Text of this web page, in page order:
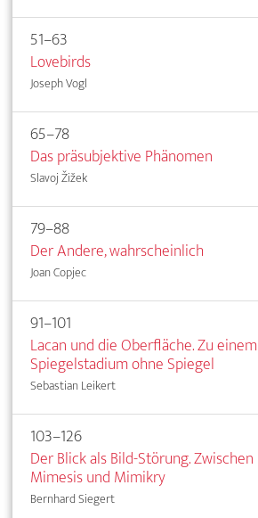
51–63
Lovebirds
Joseph Vogl
65–78
Das präsubjektive Phänomen
Slavoj Žižek
79–88
Der Andere, wahrscheinlich
Joan Copjec
91–101
Lacan und die Oberfläche. Zu einem
Spiegelstadium ohne Spiegel
Sebastian Leikert
103–126
Der Blick als Bild-Störung. Zwischen
Mimesis und Mimikry
Bernhard Siegert